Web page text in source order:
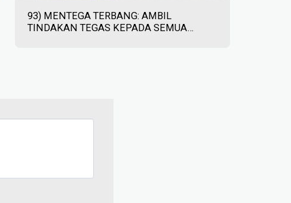
93) MENTEGA TERBANG: AMBIL
TINDAKAN TEGAS KEPADA SEMUA